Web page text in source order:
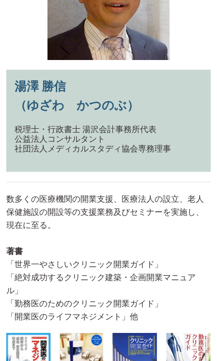
湯澤 勝信
（ゆざわ かつのぶ）
税理士・行政書士 湯沢会計事務所代表
公益法人コンサルタント
社団法人メディカルスタディ協会専務理事
数多くの医療機関の開業支援、医療法人の設立、老人
保健施設の開設等の支援業務及びセミナーを実施し、
現在に至る。
著書
「世界一やさしいクリニック開業ガイド」
「絶対成功するクリニック建築・企画開業マニュア
ル」
「勤務医のためのクリニック開業ガイド」
「開業医のライフマネジメント」他